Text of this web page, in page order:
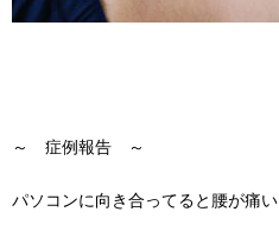
～ 症例報告 ～
パソコンに向き合ってると腰が痛い